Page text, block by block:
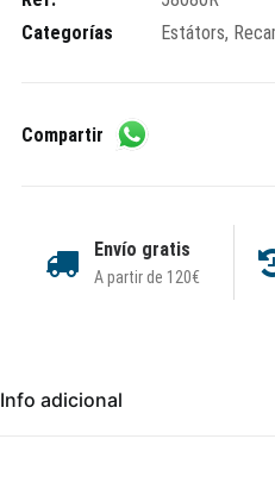
Categorías
Estátors,
Compartir
Envío gratis
A partir de 120€
Info adicional